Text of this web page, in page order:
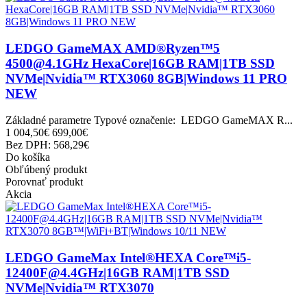
LEDGO GameMAX AMD®Ryzen™5
4500@4.1GHz HexaCore|16GB RAM|1TB SSD
NVMe|Nvidia™ RTX3060 8GB|Windows 11 PRO
NEW
Základné parametre Typové označenie: LEDGO GameMAX R...
1 004,50€ 699,00€
Bez DPH: 568,29€
Do košíka
Obľúbený produkt
Porovnať produkt
Akcia
LEDGO GameMax Intel®HEXA Core™i5-
12400F@4.4GHz|16GB RAM|1TB SSD
NVMe|Nvidia™ RTX3070